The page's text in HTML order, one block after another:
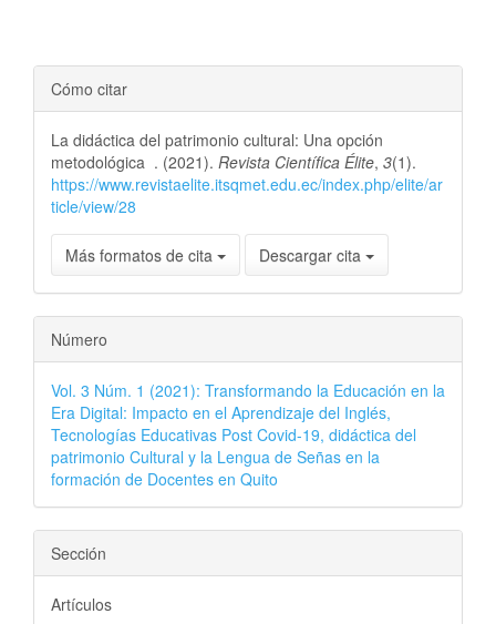
Detalles
del
artículo
Cómo citar
La didáctica del patrimonio cultural: Una opción
metodológica . (2021). Revista Científica Élite, 3(1).
https://www.revistaelite.itsqmet.edu.ec/index.php/elite/ar
ticle/view/28
Más formatos de cita Descargar cita
Número
Vol. 3 Núm. 1 (2021): Transformando la Educación en la
Era Digital: Impacto en el Aprendizaje del Inglés,
Tecnologías Educativas Post Covid-19, didáctica del
patrimonio Cultural y la Lengua de Señas en la
formación de Docentes en Quito
Sección
Artículos